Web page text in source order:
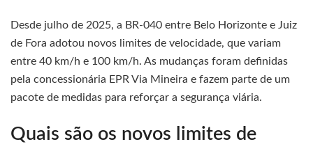
Desde julho de 2025, a BR-040 entre Belo Horizonte e Juiz
de Fora adotou novos limites de velocidade, que variam
entre 40 km/h e 100 km/h. As mudanças foram definidas
pela concessionária EPR Via Mineira e fazem parte de um
pacote de medidas para reforçar a segurança viária.
Quais são os novos limites de